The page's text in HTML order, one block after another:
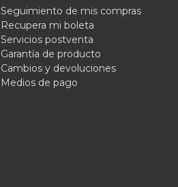
Seguimiento de mis compras
Recupera mi boleta
Servicios postventa
Garantía de producto
Cambios y devoluciones
Medios de pago